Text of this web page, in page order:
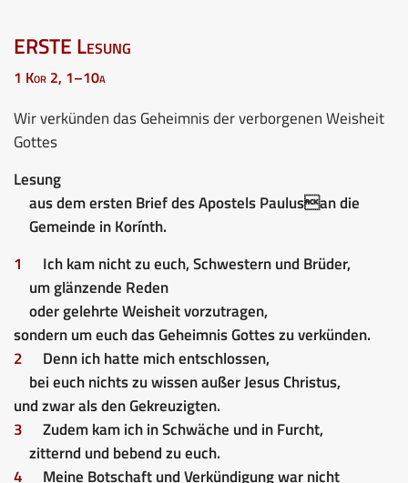
ERSTE Lesung
1 Kor 2, 1–10a
Wir verkünden das Geheimnis der verborgenen Weisheit
Gottes
Lesung
aus dem ersten Brief des Apostels Paulusan die
Gemeinde in Korínth.
1
Ich kam nicht zu euch, Schwestern und Brüder,
um glänzende Reden
oder gelehrte Weisheit vorzutragen,
sondern um euch das Geheimnis Gottes zu verkünden.
2
Denn ich hatte mich entschlossen,
bei euch nichts zu wissen außer Jesus Christus,
und zwar als den Gekreuzigten.
3
Zudem kam ich in Schwäche und in Furcht,
zitternd und bebend zu euch.
4
Meine Botschaft und Verkündigung war nicht